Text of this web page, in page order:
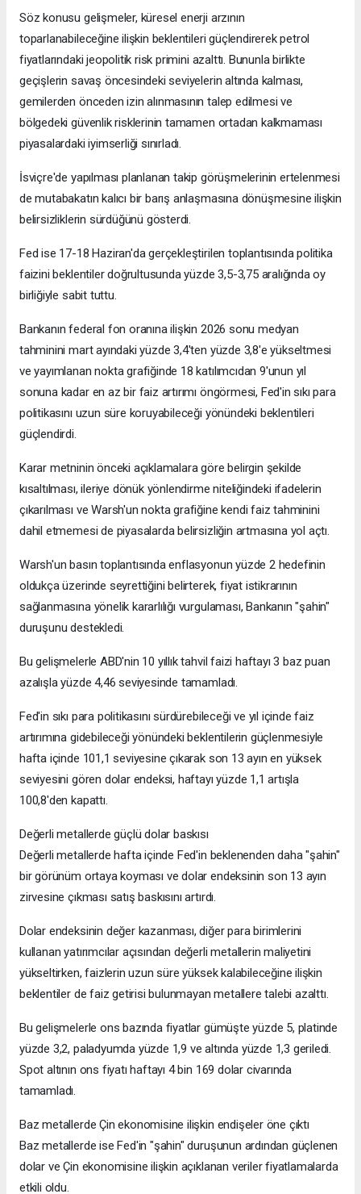
Söz konusu gelişmeler, küresel enerji arzının
toparlanabileceğine ilişkin beklentileri güçlendirerek petrol
fiyatlarındaki jeopolitik risk primini azalttı. Bununla birlikte
geçişlerin savaş öncesindeki seviyelerin altında kalması,
gemilerden önceden izin alınmasının talep edilmesi ve
bölgedeki güvenlik risklerinin tamamen ortadan kalkmaması
piyasalardaki iyimserliği sınırladı.
İsviçre'de yapılması planlanan takip görüşmelerinin ertelenmesi
de mutabakatın kalıcı bir barış anlaşmasına dönüşmesine ilişkin
belirsizliklerin sürdüğünü gösterdi.
Fed ise 17-18 Haziran'da gerçekleştirilen toplantısında politika
faizini beklentiler doğrultusunda yüzde 3,5-3,75 aralığında oy
birliğiyle sabit tuttu.
Bankanın federal fon oranına ilişkin 2026 sonu medyan
tahminini mart ayındaki yüzde 3,4'ten yüzde 3,8'e yükseltmesi
ve yayımlanan nokta grafiğinde 18 katılımcıdan 9'unun yıl
sonuna kadar en az bir faiz artırımı öngörmesi, Fed'in sıkı para
politikasını uzun süre koruyabileceği yönündeki beklentileri
güçlendirdi.
Karar metninin önceki açıklamalara göre belirgin şekilde
kısaltılması, ileriye dönük yönlendirme niteliğindeki ifadelerin
çıkarılması ve Warsh'un nokta grafiğine kendi faiz tahminini
dahil etmemesi de piyasalarda belirsizliğin artmasına yol açtı.
Warsh'un basın toplantısında enflasyonun yüzde 2 hedefinin
oldukça üzerinde seyrettiğini belirterek, fiyat istikrarının
sağlanmasına yönelik kararlılığı vurgulaması, Bankanın "şahin"
duruşunu destekledi.
Bu gelişmelerle ABD'nin 10 yıllık tahvil faizi haftayı 3 baz puan
azalışla yüzde 4,46 seviyesinde tamamladı.
Fed'in sıkı para politikasını sürdürebileceği ve yıl içinde faiz
artırımına gidebileceği yönündeki beklentilerin güçlenmesiyle
hafta içinde 101,1 seviyesine çıkarak son 13 ayın en yüksek
seviyesini gören dolar endeksi, haftayı yüzde 1,1 artışla
100,8'den kapattı.
Değerli metallerde güçlü dolar baskısı
Değerli metallerde hafta içinde Fed'in beklenenden daha "şahin"
bir görünüm ortaya koyması ve dolar endeksinin son 13 ayın
zirvesine çıkması satış baskısını artırdı.
Dolar endeksinin değer kazanması, diğer para birimlerini
kullanan yatırımcılar açısından değerli metallerin maliyetini
yükseltirken, faizlerin uzun süre yüksek kalabileceğine ilişkin
beklentiler de faiz getirisi bulunmayan metallere talebi azalttı.
Bu gelişmelerle ons bazında fiyatlar gümüşte yüzde 5, platinde
yüzde 3,2, paladyumda yüzde 1,9 ve altında yüzde 1,3 geriledi.
Spot altının ons fiyatı haftayı 4 bin 169 dolar civarında
tamamladı.
Baz metallerde Çin ekonomisine ilişkin endişeler öne çıktı
Baz metallerde ise Fed'in "şahin" duruşunun ardından güçlenen
dolar ve Çin ekonomisine ilişkin açıklanan veriler fiyatlamalarda
etkili oldu.